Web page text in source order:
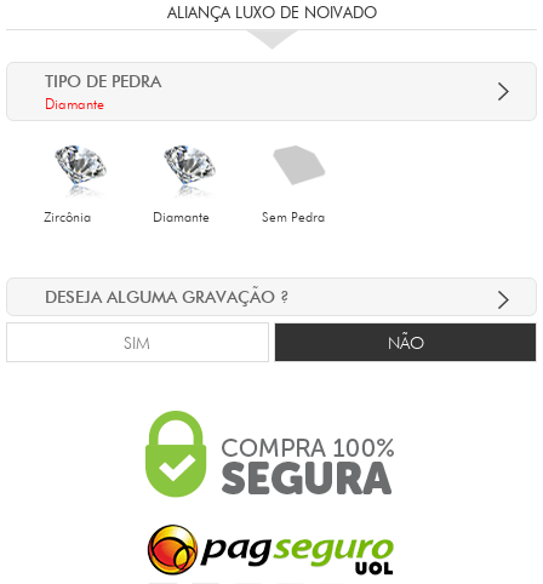
ALIANÇA LUXO DE NOIVADO
TIPO DE PEDRA
Diamante
Zircônia Diamante Sem Pedra
DESEJA ALGUMA GRAVAÇÃO ?
SIM NÃO